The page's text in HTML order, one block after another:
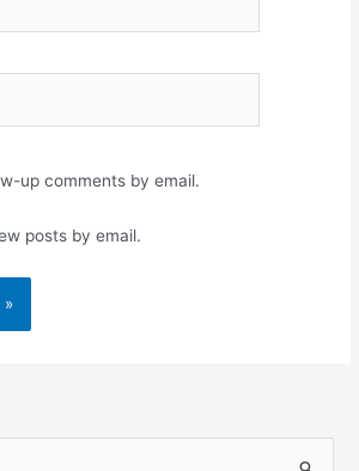
up comments by email.
posts by email.